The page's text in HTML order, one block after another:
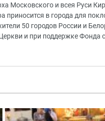
Московского и всея Руси
приносится в города для
50 городов России и
и при поддержке Фонда